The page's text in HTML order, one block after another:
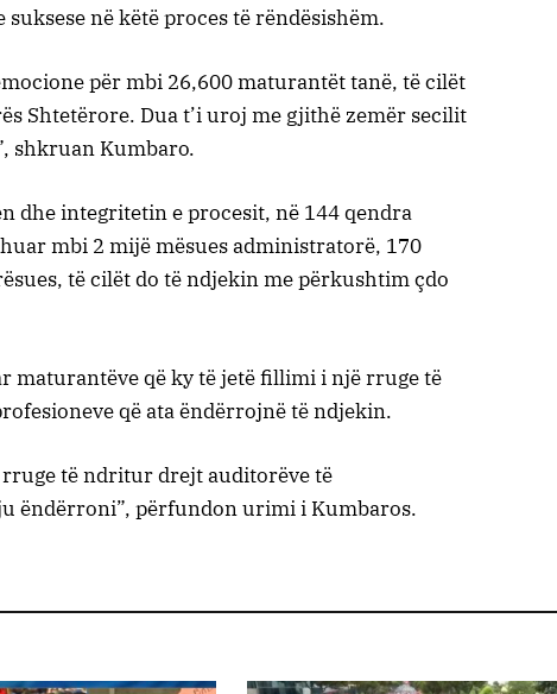
në këtë proces të rëndësishëm.
për mbi 26,600 maturantët tanë, të cilët
Shtetërore. Dua t’i uroj me gjithë zemër secilit
shkruan Kumbaro.
dhe integritetin e procesit, në 144 qendra
mbi 2 mijë mësues administratorë, 170
të cilët do të ndjekin me përkushtim çdo
maturantëve që ky të jetë fillimi i një rruge të
që ata ëndërrojnë të ndjekin.
të ndritur drejt auditorëve të
ëndërroni”, përfundon urimi i Kumbaros.